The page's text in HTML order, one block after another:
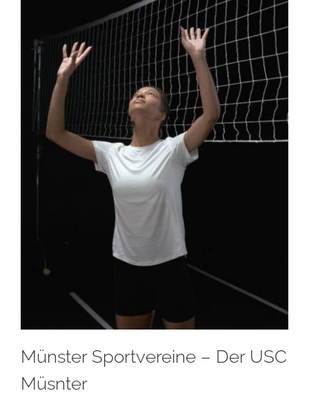
Münster Sportvereine – Der USC
Müsnter